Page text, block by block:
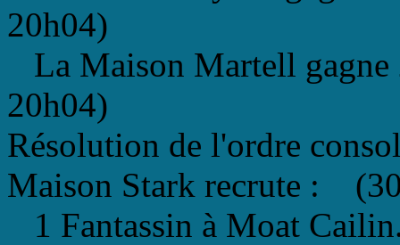
20h04)
La Maison Martell
20h04)
Résolution de l'ordre
Maison Stark recrute :
1 Fantassin à Moat